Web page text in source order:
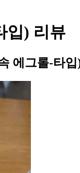
입) 리뷰
에그롤-타